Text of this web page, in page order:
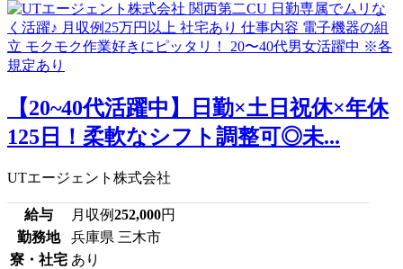
【20~40代活躍中】日勤×土日祝休×年休
125日！柔軟なシフト調整可◎未...
UTエージェント株式会社
給与 月収例252,000円
勤務地
兵庫県 三木市
寮・社宅 あり